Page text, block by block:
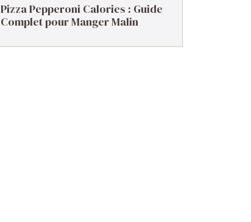
Pizza Pepperoni Calories : Guide
Complet pour Manger Malin